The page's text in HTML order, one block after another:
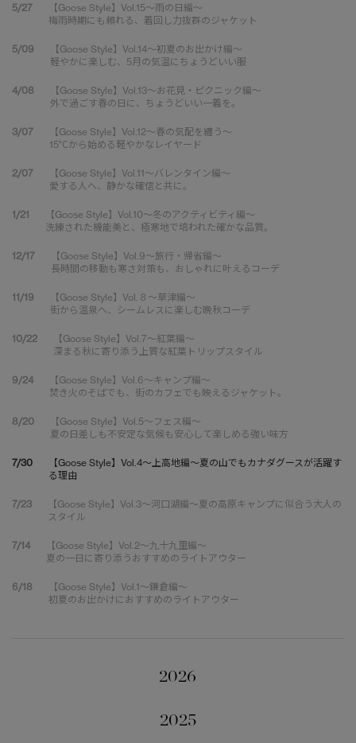
5/27
【Goose Style】Vol.15～雨の日編～
梅雨時期にも頼れる、着回し力抜群のジャケット
5/09
【Goose Style】Vol.14～初夏のお出かけ編～
軽やかに楽しむ、5月の気温にちょうどいい服
4/08
【Goose Style】Vol.13～お花見・ピクニック編～
外で過ごす春の日に、ちょうどいい一着を。
3/07
【Goose Style】Vol.12～春の気配を纏う～
15℃から始める軽やかなレイヤード
2/07
【Goose Style】Vol.11～バレンタイン編～
愛する人へ、静かな確信と共に。
1/21
【Goose Style】Vol.10～冬のアクティビティ編～
洗練された機能美と、極寒地で培われた確かな品質。
12/17
【Goose Style】Vol.9～旅行・帰省編～
長時間の移動も寒さ対策も、おしゃれに叶えるコーデ
11/19
【Goose Style】Vol.８～草津編～
街から温泉へ、シームレスに楽しむ晩秋コーデ
10/22
【Goose Style】Vol.7～紅葉編～
深まる秋に寄り添う上質な紅葉トリップスタイル
9/24
【Goose Style】Vol.6～キャンプ編～
焚き火のそばでも、街のカフェでも映えるジャケット。
8/20
【Goose Style】Vol.5～フェス編～
夏の日差しも不安定な気候も安心して楽しめる強い味方
7/30
【Goose Style】Vol.4～上高地編～夏の山でもカナダグースが活躍す
る理由
7/23
【Goose Style】Vol.3～河口湖編～夏の高原キャンプに似合う大人の
スタイル
7/14
【Goose Style】Vol.2～九十九里編～
夏の一日に寄り添うおすすめのライトアウター
6/18
【Goose Style】Vol.1～鎌倉編～
初夏のお出かけにおすすめのライトアウター
2026
2025